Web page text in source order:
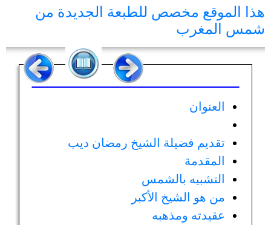
هذا الموقع مخصص للطبعة الجديدة من
شمس المغرب
العنوان
تقديم فضيلة الشيخ رمضان ديب
المقدمة
التشبيه بالشمس
من هو الشيخ الأكبر
عقيدته ومذهبه